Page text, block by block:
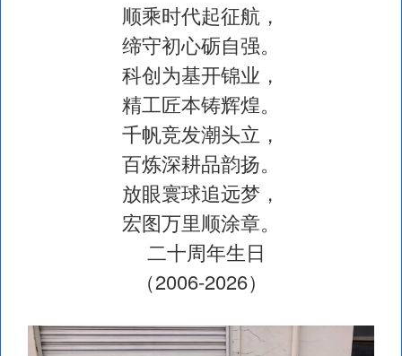
顺乘时代起征航，
缔守初心砺自强。
科创为基开锦业，
精工匠本铸辉煌。
千帆竞发潮头立，
百炼深耕品韵扬。
放眼寰球追远梦，
宏图万里顺涂章。
二十周年生日
（2006-2026）